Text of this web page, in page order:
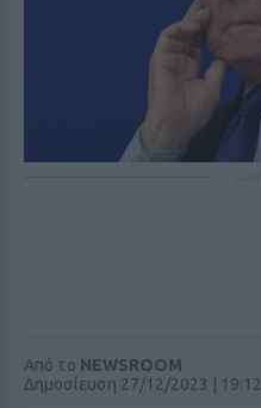
Από το NEWSROOM
Δημοσίευση 27/12/2023 | 19:12